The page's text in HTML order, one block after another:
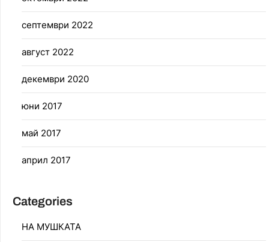
септември 2022
август 2022
декември 2020
юни 2017
май 2017
април 2017
Categories
НА МУШКАТА